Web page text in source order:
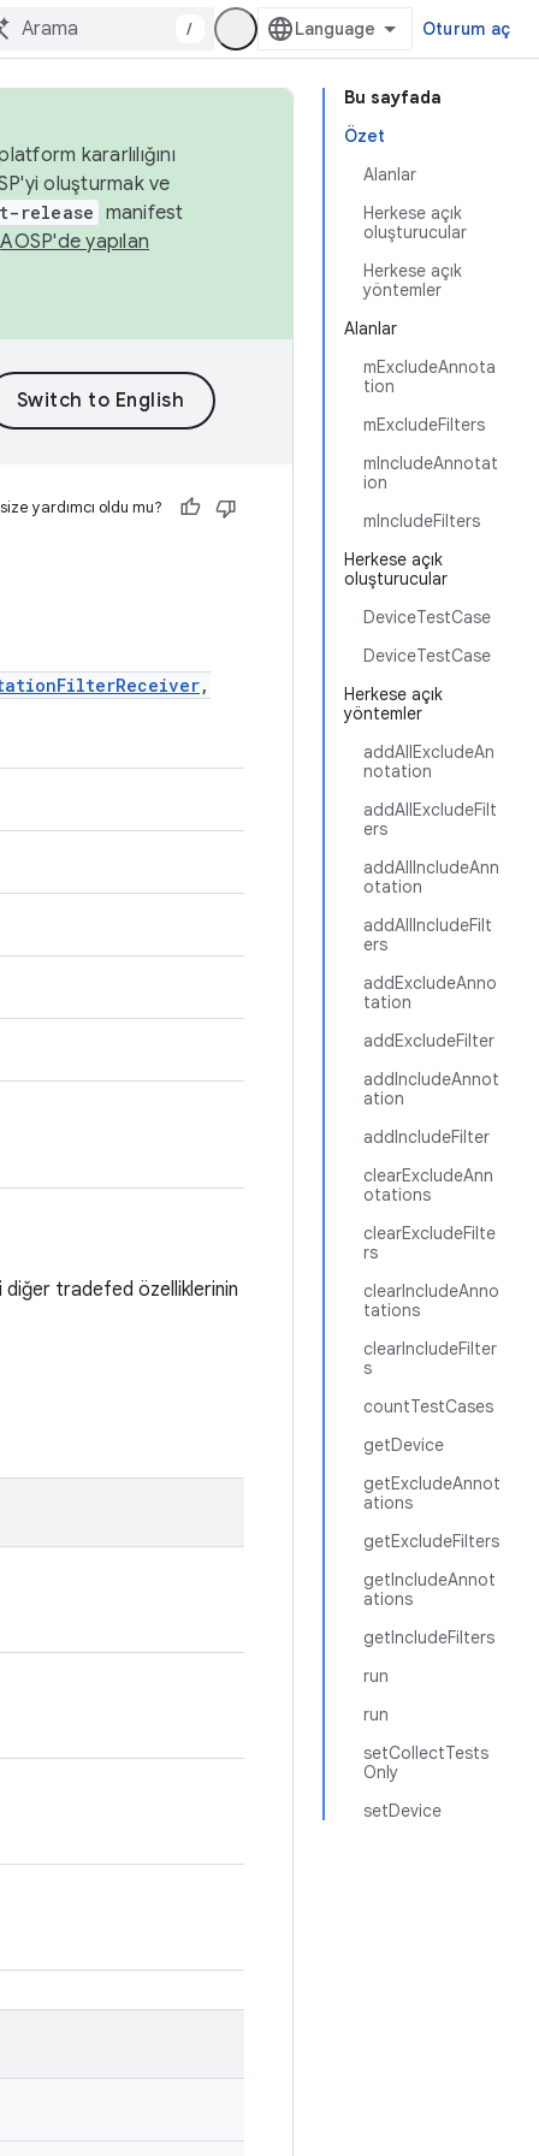
/ Oturum aç
Bu sayfada
Özet
Alanlar
Herkese açık
oluşturucular
Herkese açık
yöntemler
Alanlar
mExcludeAnnota
tion
mExcludeFilters
mIncludeAnnotat
ion
mIncludeFilters
Herkese açık
oluşturucular
DeviceTestCase
DeviceTestCase
Herkese açık
yöntemler
addAllExcludeAn
notation
addAllExcludeFilt
ers
addAllIncludeAnn
otation
addAllIncludeFilt
ers
addExcludeAnno
tation
addExcludeFilter
addIncludeAnnot
ation
addIncludeFilter
clearExcludeAnn
otations
clearExcludeFilte
rs
clearIncludeAnno
tations
clearIncludeFilter
s
countTestCases
getDevice
getExcludeAnnot
ations
getExcludeFilters
getIncludeAnnot
ations
getIncludeFilters
run
run
setCollectTests
Only
setDevice
kararlılığını
oluşturmak ve
release manifest
AOSP'de yapılan
yardımcı oldu mu?
,
diğer tradefed özelliklerinin